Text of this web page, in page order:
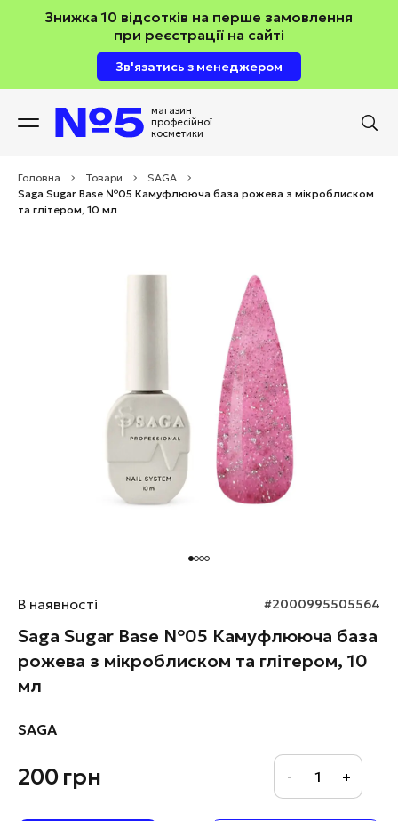
Знижка 10 відсотків на перше замовлення
при реєстрації на сайті
Зв'язатись з менеджером
магазин
професійної
косметики
Головна > Товари > SAGA
>
Saga Sugar Base №05 Камуфлююча база рожева з мікроблиском
та глітером, 10 мл
В наявності #2000995505564
Saga Sugar Base №05 Камуфлююча база
рожева з мікроблиском та глітером, 10
мл
SAGA
200грн